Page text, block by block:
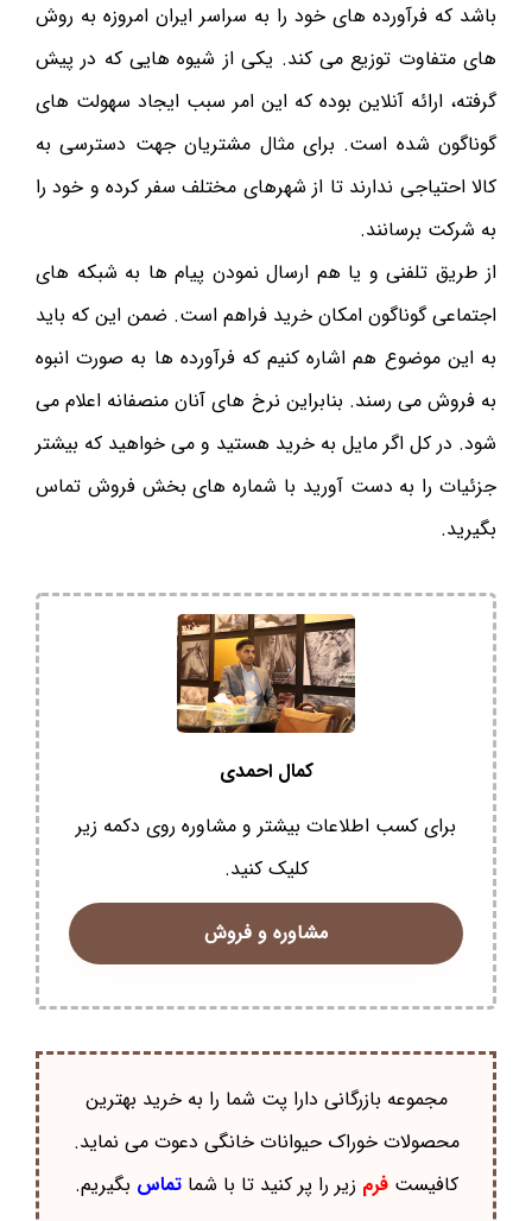
باشد که فرآورده های خود را به سراسر ایران امروزه به روش
های متفاوت توزیع می کند. یکی از شیوه هایی که در پیش
گرفته، ارائه آنلاین بوده که این امر سبب ایجاد سهولت های
گوناگون شده است. برای مثال مشتریان جهت دسترسی به
کالا احتیاجی ندارند تا از شهرهای مختلف سفر کرده و خود را
به شرکت برسانند.
از طریق تلفنی و یا هم ارسال نمودن پیام ها به شبکه های
اجتماعی گوناگون امکان خرید فراهم است. ضمن این که باید
به این موضوع هم اشاره کنیم که فرآورده ها به صورت انبوه
به فروش می رسند. بنابراین نرخ های آنان منصفانه اعلام می
شود. در کل اگر مایل به خرید هستید و می خواهید که بیشتر
جزئیات را به دست آورید با شماره های بخش فروش تماس
بگیرید.
کمال احمدی
برای کسب اطلاعات بیشتر و مشاوره روی دکمه زیر
کلیک کنید.
مشاوره و فروش
مجموعه بازرگانی دارا پت شما را به خرید بهترین
محصولات خوراک حيوانات خانگی دعوت می نماید.
کافیستفرم زیر را پر کنید تا با شماتماس بگیریم.